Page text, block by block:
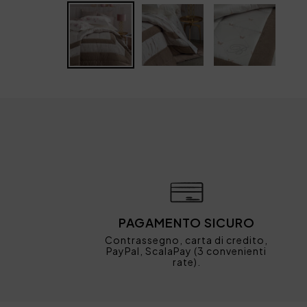
PAGAMENTO SICURO
Contrassegno, carta di credito,
PayPal, ScalaPay (3 convenienti
rate).